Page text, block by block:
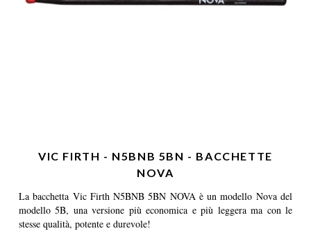
VIC FIRTH - N5BNB 5BN - BACCHETTE
NOVA
La bacchetta Vic Firth N5BNB 5BN NOVA è un modello Nova del
modello 5B, una versione più economica e più leggera ma con le
stesse qualità, potente e durevole!